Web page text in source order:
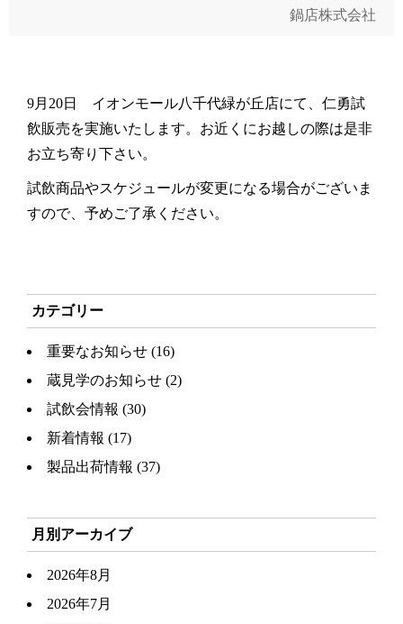
カテゴリー
重要なお知らせ (16)
蔵見学のお知らせ (2)
試飲会情報 (30)
新着情報 (17)
製品出荷情報 (37)
月別アーカイブ
2026年8月
2026年7月
鍋店株式会社
9月20日 イオンモール八千代緑が丘店にて、仁勇試
飲販売を実施いたします。お近くにお越しの際は是非
お立ち寄り下さい。
試飲商品やスケジュールが変更になる場合がございま
すので、予めご了承ください。